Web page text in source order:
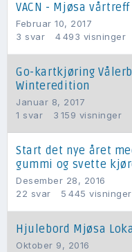
VACN - Mjøsa vårtreff
Februar 10, 2017
3 svar 4 493 visninger
Go-kartkjøring
Winteredition
Januar 8, 2017
1 svar 3 159 visninger
Start det nye året
gummi og svette
Desember 28, 2016
22 svar 5 445 visninger
Hjulebord Mjøsa
Oktober 9, 2016